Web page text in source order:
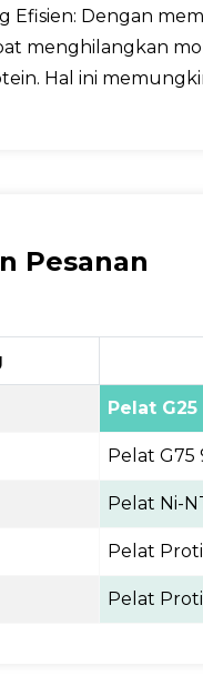
Efisien: Dengan
menghilangkan
Hal ini
Pesanan
Pelat
Pelat G75
Pelat Ni-
Pelat
Pelat